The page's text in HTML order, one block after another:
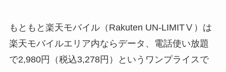
もともと楽天モバイル（Rakuten UN-LIMITⅤ）は
楽天モバイルエリア内ならデータ、電話使い放題
で2,980円（税込3,278円）というワンプライスで